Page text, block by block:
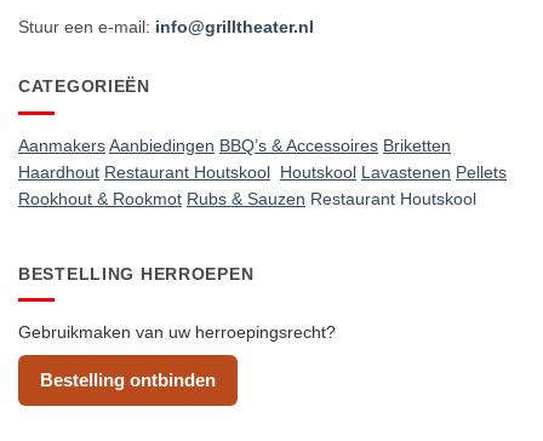
Stuur een e-mail: info@grilltheater.nl
CATEGORIEËN
AanmakersAanbiedingen BBQ’s & Accessoires Briketten
Haardhout Restaurant Houtskool Houtskool Lavastenen Pellets
Rookhout & Rookmot Rubs & Sauzen Restaurant Houtskool
BESTELLING HERROEPEN
Gebruikmaken van uw herroepingsrecht?
Bestelling ontbinden